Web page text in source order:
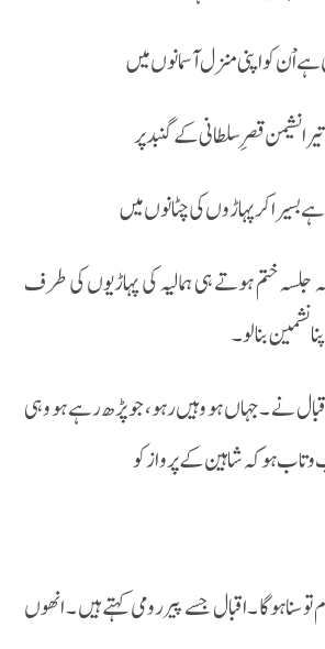
ہے اْن کو اپنی منزل آسمانوں میں
نشیمن قصرِ سلطانی کے گنبد پر
بسیرا کر پہاڑوں کی چٹانوں میں
کہ جلسہ ختم ہوتے ہی ہمالیہ کی پہاڑیوں کی طرف
نشمین بنا لو ۔
اقبال نے ۔ جہاں ہو وہیں رہو، جو پڑھ رہے ہو وہی
تاب ہو کہ شاہین کے پرواز کو
سنا ہوگا ۔ اقبال جسے پیر رومی کہتے ہیں ۔ انھوں